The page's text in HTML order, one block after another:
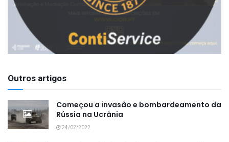
Outros artigos
Começou a invasão e bombardeamento da
Rússia na Ucrânia
24/02/2022